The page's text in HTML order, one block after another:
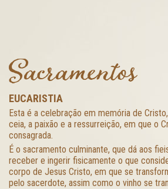
Sacramentos
EUCARISTIA
Esta é a celebração em memória de
ceia, a paixão e a ressurreição, em que o
consagrada.
É o sacramento culminante, que dá aos
receber e ingerir fisicamente o que
corpo de Jesus Cristo, em que se
pelo sacerdote, assim como o vinho se